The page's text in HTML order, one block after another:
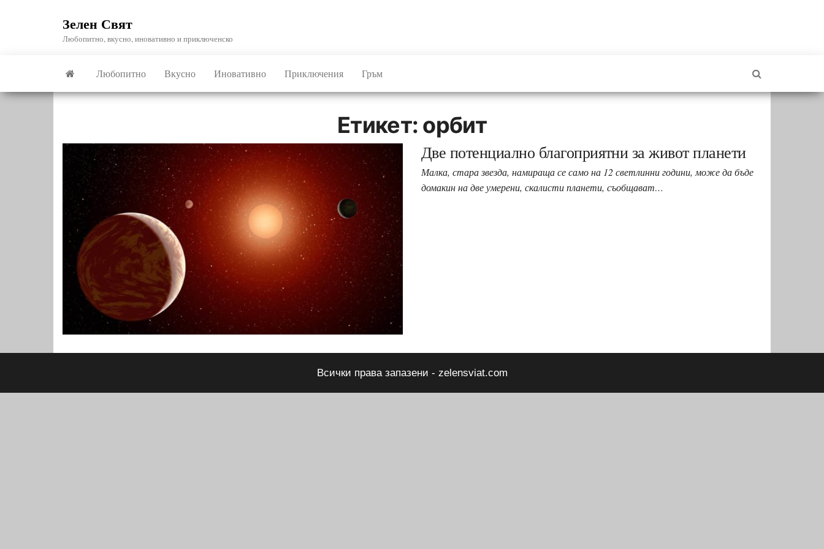
Зелен Свят
Любопитно, вкусно, иновативно и приключенско
Любопитно Вкусно Иновативно Приключения Гръм
Етикет: орбит
Две потенциално благоприятни за живот планети
Малка, стара звезда, намираща се само на 12 светлинни години, може да бъде
домакин на две умерени, скалисти планети, съобщават…
Всички права запазени - zelensviat.com